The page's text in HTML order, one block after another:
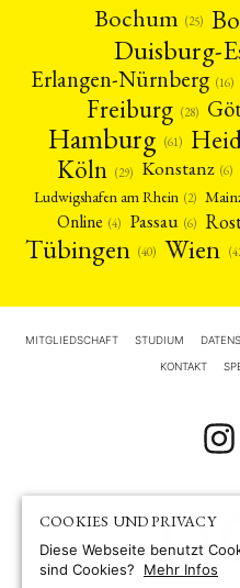
Bochum (25)
Duisburg-
Erlangen-Nürnberg (16)
Freiburg (28)
Hamburg (61)
Köln (29) Konstanz (6)
Ludwigshafen am Rhein (2)
Online (4) Passau (6)
Tübingen (40) Wien
MITGLIEDSCHAFT STUDIUM
KONTAKT
COOKIES UND PRIVACY
Diese Webseite benutzt
sind Cookies?
Mehr Infos